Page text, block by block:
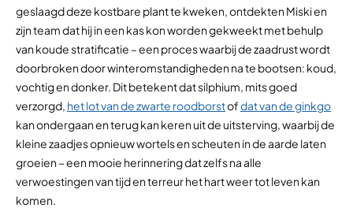
geslaagd deze kostbare plant te kweken, ontdekten Miski en
zijn team dat hij in een kas kon worden gekweekt met behulp
van koude stratificatie – een proces waarbij de zaadrust wordt
doorbroken door winteromstandigheden na te bootsen: koud,
vochtig en donker. Dit betekent dat silphium, mits goed
verzorgd, het lot van de zwarte roodborstofdat van de ginkgo
kan ondergaan en terug kan keren uit de uitsterving, waarbij de
kleine zaadjes opnieuw wortels en scheuten in de aarde laten
groeien – een mooie herinnering dat zelfs na alle
verwoestingen van tijd en terreur het hart weer tot leven kan
komen.